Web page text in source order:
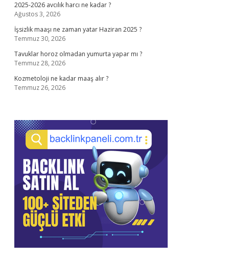
2025-2026 avcılık harcı ne kadar ?
Ağustos 3, 2026
İşsizlik maaşı ne zaman yatar Haziran 2025 ?
Temmuz 30, 2026
Tavuklar horoz olmadan yumurta yapar mı ?
Temmuz 28, 2026
Kozmetoloji ne kadar maaş alır ?
Temmuz 26, 2026